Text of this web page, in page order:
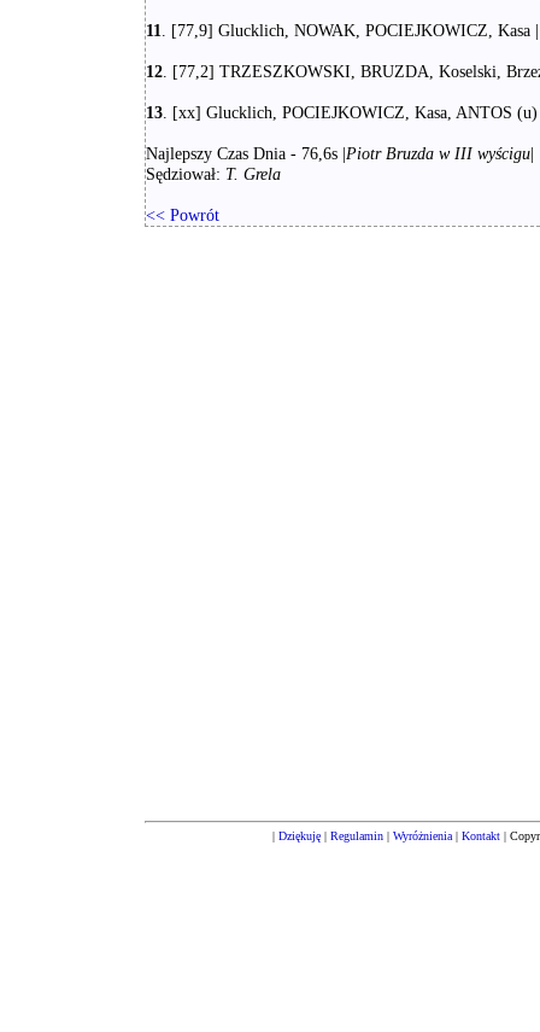
11 . [77,9] Glucklich, NOWAK, POCIEJKOWICZ, Kasa
12 . [77,2] TRZESZKOWSKI, BRUZDA, Koselski,
13 . [xx] Glucklich, POCIEJKOWICZ, Kasa, ANTOS
Najlepszy Czas Dnia - 76,6s |Piotr Bruzda w III wyścigu|
Sędziował: T. Grela
<< Powrót
| Dziękuję| Regulamin| Wyróżnienia| Kontakt|